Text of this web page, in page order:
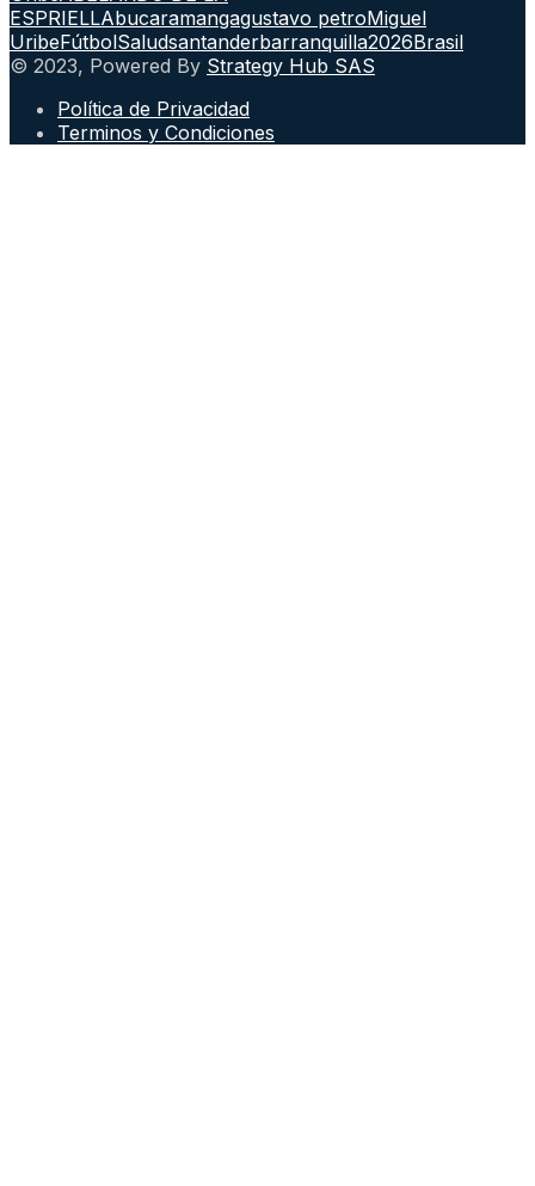
ESPRIELLAbucaramangagustavo petroMiguel
UribeFútbolSaludsantanderbarranquilla2026Brasil
© 2023, Powered By Strategy Hub SAS
Política de Privacidad
Terminos y Condiciones